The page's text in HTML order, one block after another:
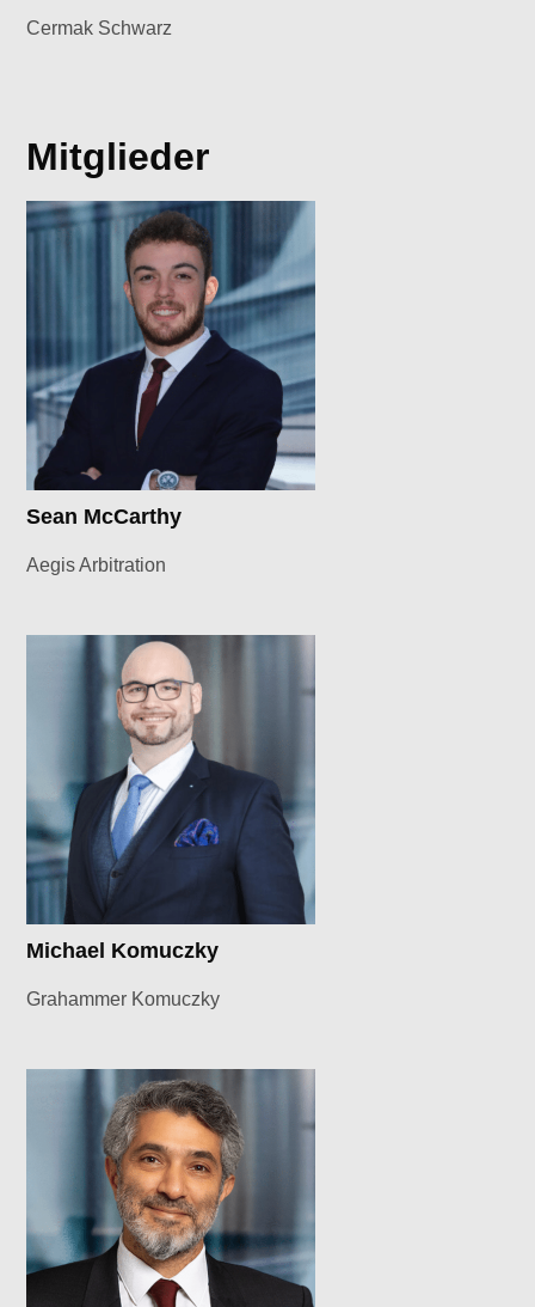
Cermak Schwarz
Mitglieder
Sean McCarthy
Aegis Arbitration
Michael Komuczky
Grahammer Komuczky